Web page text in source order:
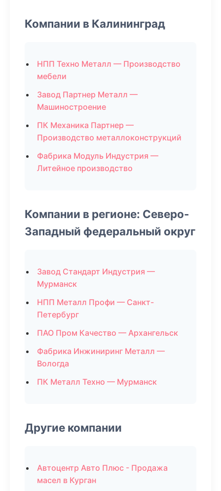
Компании в Калининград
НПП Техно Металл — Производство
мебели
Завод Партнер Металл —
Машиностроение
ПК Механика Партнер —
Производство металлоконструкций
Фабрика Модуль Индустрия —
Литейное производство
Компании в регионе: Северо-
Западный федеральный округ
Завод Стандарт Индустрия —
Мурманск
НПП Металл Профи — Санкт-
Петербург
ПАО Пром Качество — Архангельск
Фабрика Инжиниринг Металл —
Вологда
ПК Металл Техно — Мурманск
Другие компании
Автоцентр Авто Плюс - Продажа
масел в Курган